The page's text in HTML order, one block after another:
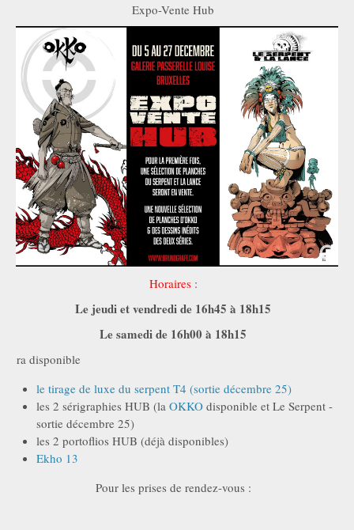
Expo-Vente Hub
Horaires :
Le jeudi et vendredi de 16h45 à 18h15
Le samedi de 16h00 à 18h15
Sera disponible
le tirage de luxe du serpent T4 (sortie décembre 25)
les 2 sérigraphies HUB (la OKKOdisponible et Le Serpent -
sortie décembre 25)
les 2 portoflios HUB (déjà disponibles)
Ekho 13
Pour les prises de rendez-vous :